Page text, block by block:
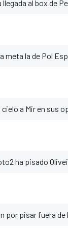
al box de
meta la de Pol
a Mir en sus
ha pisado
pisar fuera de